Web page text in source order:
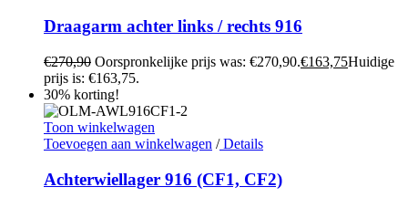
Draagarm achter links / rechts 916
€270,90 Oorspronkelijke prijs was: €270,90.€163,75Huidige
prijs is: €163,75.
30% korting!
Toon winkelwagen
Toevoegen aan winkelwagen /Details
Achterwiellager 916 (CF1, CF2)